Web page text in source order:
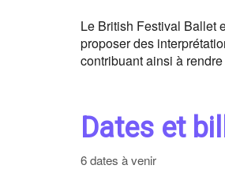
Le British Festival Ballet
proposer des
contribuant ainsi à
Dates et
6 dates à venir